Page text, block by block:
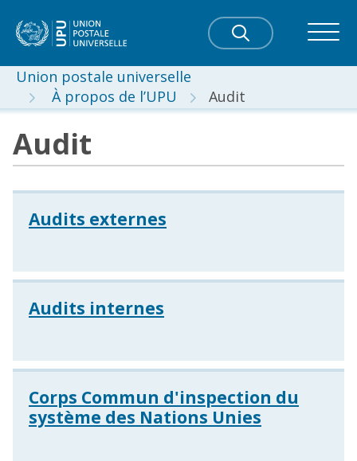
Union postale universelle
À propos de l’UPU
Audit
Audit
Audits externes
Audits internes
Corps Commun d'inspection du
système des Nations Unies